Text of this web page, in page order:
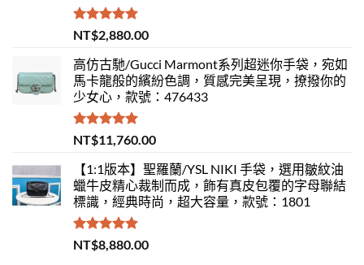
評分 5.00
滿分 5
NT$2,880.00
高仿古馳/Gucci Marmont系列超迷你手袋，宛如
馬卡龍般的繽紛色調，質感完美呈現，撩撥你的
少女心，款號：476433
評分5.00
滿分 5
NT$11,760.00
【1:1版本】聖羅蘭/YSL NIKI 手袋，選用皺紋油
蠟牛皮精心裁制而成，飾有真皮包覆的字母聯結
標識，經典時尚，超大容量，款號：1801
評分 5.00
滿分 5
NT$8,880.00